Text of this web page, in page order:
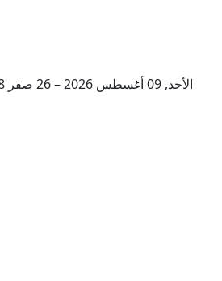
الأحد, 09 أغسطس 2026 – 26 صفر 1448 هـ